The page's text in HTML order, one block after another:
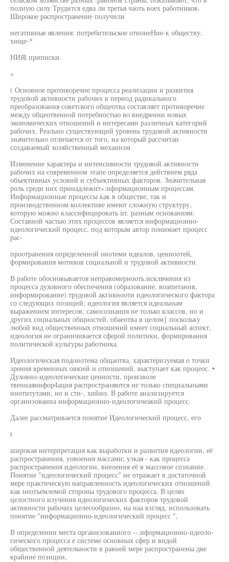
полную силу Трудится едва ли третья чаоть воех работников.
Широкое распространение получили
негативные явления: потребительское отноиеНие-к обществу,
хище-*
НИЯ| приписки.
»
( Основное противоречие процесса реализации и развития
трудовой активности рабочих в период радикального
преобразования советского общеотва составляет противоречие
между обцеотвенной потребностью во внедрении новых
экономических отношений и интересами различных категорий
рабочих. Реально существующий уровень трудовой активности
значительно отличается от того, на который рассчитан
создаваемый хозяйственный механизм.
Изменение характера и интенсивности трудовой активности
рабочих на современном этапе определяется действием ряда
объективных условий и субъективных факторов. Значительная
роль среди них принадлежит»:нформационным процессам.
Информационные процессы как в обществе, так и
производственном коллективе имеют сложную структуру,
которую можно классифицировать irr. разным основаниям.
Составной частью этих процессов является информационно-
идеологический процесс, под которым автор понимает процесс
рас-
проотранеиия определенной оиотеми идеалов, цениоотей,
формирования мотивов социальной и трудовой активности.
В работе обосновывавтоя неправомернооть.исклвчения из
процесса духовного обеспечения (образование, воапитанив,
информирование) трудовой акгивнооти идеологического фактора
со следующих позиций; идеология является идеальным
выражением интересов, самосознания не только классов, но и
других социальных общностей, обаеотва в целом} поскольку
любой вид общественных отношений имеет социальный аспект,
идеология не ограничивается сферой политики, формирования
политической культуры работника.
Идеологическая подоиотема общаотва, характеризуемая о точки
зрения временных овязей и отношений, выступает как процеос. •
Духовно-идеологические ценности, произволе
твеннаяинфор4ация распространяются не только специальными
инотитутами, но и сти-, хийно. В работе анализируется
организованна информационно-идеологичеакий процесс.
Далее рассматривается понятие Идеологический процесс, его
t
широкая интерпретация как выработки и развития идеологии, её
распространения, уовоения массами; узкая - как процесса
распространения идеологии, внеоения её в массовое сознание.
Понятие "идеологический процесс" не отражает в достаточной
мере практическую направленность идеологических отношений
как неотъемлемой стороны трудового процесса. В целях
целостного изучения идеологических факторов трудовой
активности рабочих целесообразно, на наа взгляд, использовать
понятие ''информационно-идеологический процесс ",
В определении места организованного --.иформационно-идеоло-
гического процесса е системе основных сфер и видой
общественной деятельности в равней мере распространены две
крайние позиции,